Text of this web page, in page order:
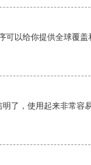
可以给你提供全球覆盖
了，使用起来非常容